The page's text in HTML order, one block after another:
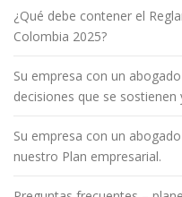
¿Qué debe contener el
Colombia 2025?
Su empresa con un
decisiones que se
Su empresa con un
nuestro Plan empresarial.